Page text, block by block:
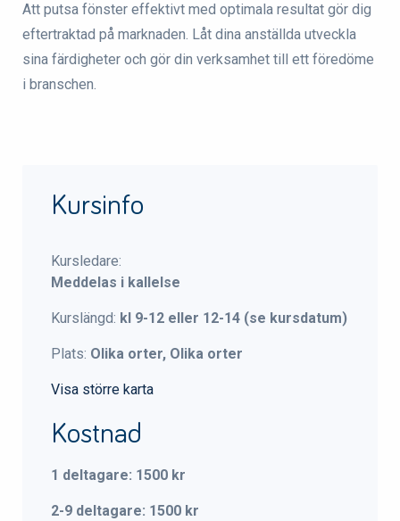
Att putsa fönster effektivt med optimala resultat gör dig
eftertraktad på marknaden. Låt dina anställda utveckla
sina färdigheter och gör din verksamhet till ett föredöme
i branschen.
Kursinfo
Kursledare:
Meddelas i kallelse
Kurslängd: kl 9-12 eller 12-14 (se kursdatum)
Plats: Olika orter, Olika orter
Visa större karta
Kostnad
1 deltagare: 1500 kr
2-9 deltagare: 1500 kr